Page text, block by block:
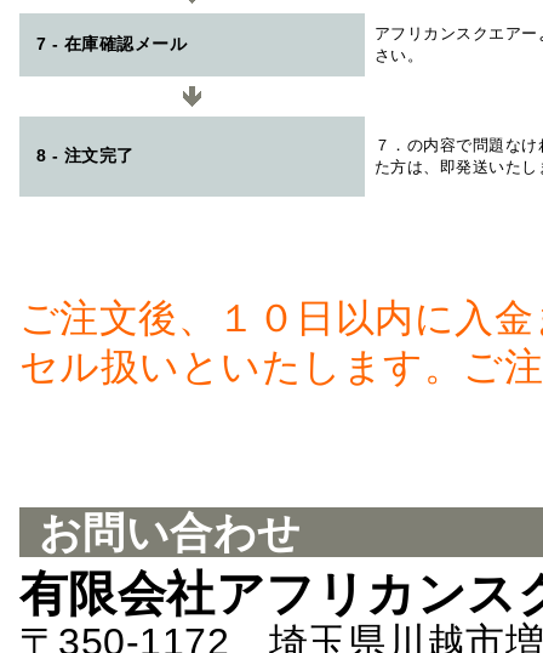
7 - 在庫確認メール
アフリカンスクエアー
さい。
8 - 注文完了
７．の内容で問題な
た方は、即発送いたし
ご注文後、１０日以内に入
セル扱いといたします。ご
お問い合わせ
有限会社アフリカンス
〒350-1172 埼玉県川越市